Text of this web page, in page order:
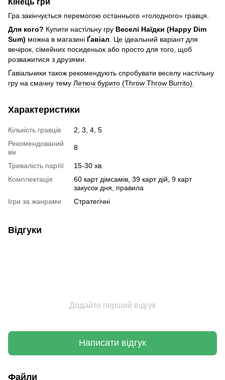
Гра закінчується перемогою останнього «голодного» гравця.
Для кого? Купити настільну гру Веселі Наїдки (Happy Dim
Sum) можна в магазині Ґавіал . Це ідеальний варіант для
вечірок, сімейних посиденьок або просто для того, щоб
розважитися з друзями.
Ґавіальчики також рекомендують спробувати веселу настільну
гру на смачну тему Летючі бурито (Throw Throw Burrito).
Характеристики
Кількість гравців
2, 3, 4, 5
Рекомендований
вік
8
Тривалість партії
15-30 хв.
Комплектація
60 карт дімсамів, 39 карт дій, 9 карт
закусок дня, правила
Ігри за жанрами
Стратегічні
Відгуки
Додайте перший відгук
Написати відгук
Файли